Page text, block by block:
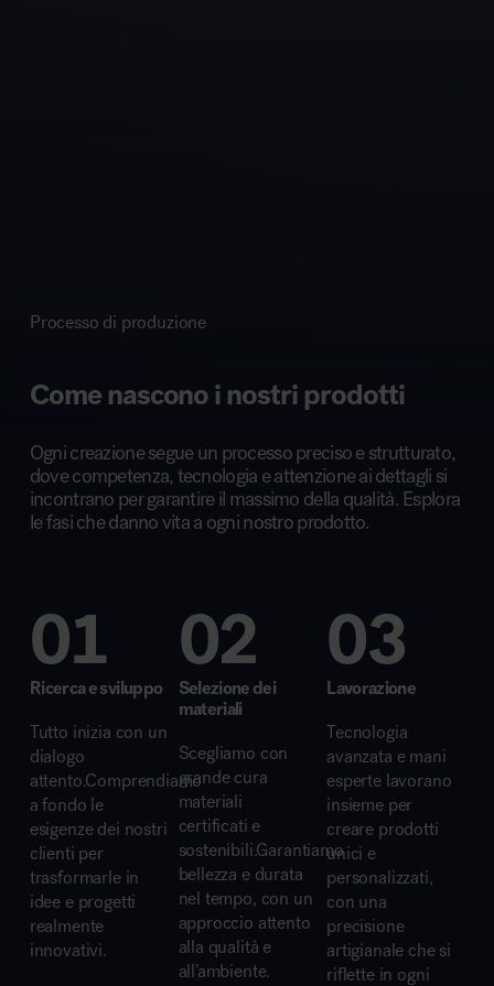
Processo di produzione
Come nascono i nostri prodotti
Ogni creazione segue un processo preciso e strutturato,
dove competenza, tecnologia e attenzione ai dettagli si
incontrano per garantire il massimo della qualità. Esplora
le fasi che danno vita a ogni nostro prodotto.
01
Ricerca e sviluppo
Tutto inizia con un
dialogo
attento.Comprendiamo
a fondo le
esigenze dei nostri
clienti per
trasformarle in
idee e progetti
realmente
innovativi.
02
Selezione dei
materiali
Scegliamo con
grande cura
materiali
certificati e
sostenibili.Garantiamo
bellezza e durata
nel tempo, con un
approccio attento
alla qualità e
all’ambiente.
03
Lavorazione
Tecnologia
avanzata e mani
esperte lavorano
insieme per
creare prodotti
unici e
personalizzati,
con una
precisione
artigianale che si
riflette in ogni